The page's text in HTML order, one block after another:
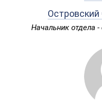
Начальник отдела